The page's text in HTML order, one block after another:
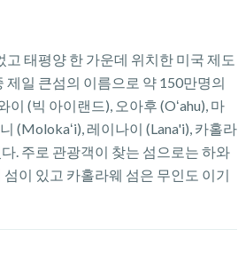
태평양 한 가운데 위치한 미국 제도
제일 큰섬의 이름으로 약 150만명의
(빅 아이랜드), 오아후 (Oʻahu), 마
(Molokaʻi), 레이나이 (Lana'i), 카홀라
. 주로 관광객이 찾는 섬으로는 하와
이 있고 카홀라웨 섬은 무인도 이기